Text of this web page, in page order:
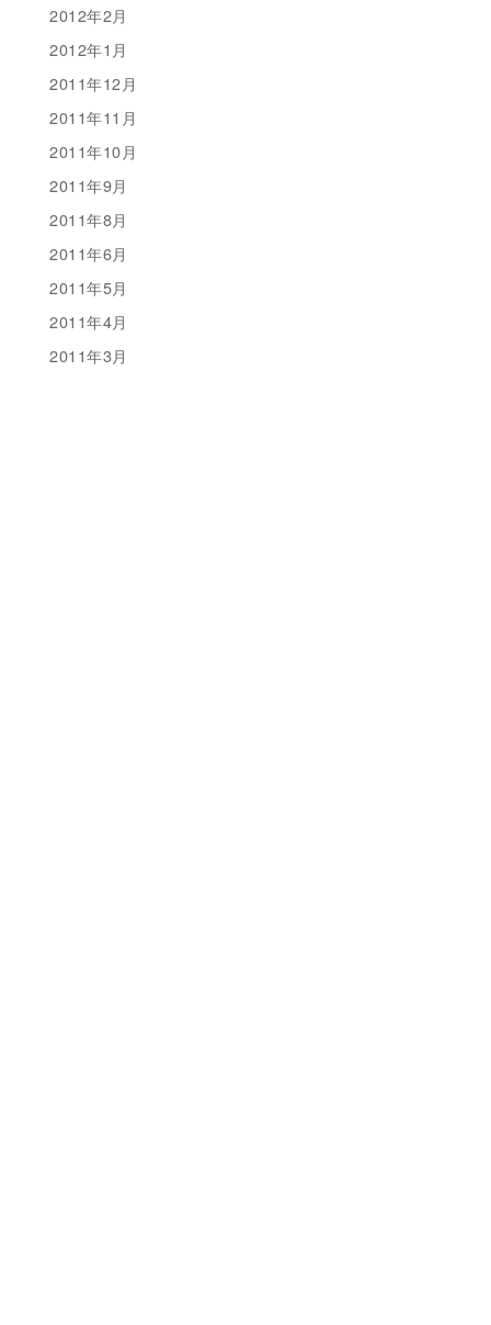
2012年2月
2012年1月
2011年12月
2011年11月
2011年10月
2011年9月
2011年8月
2011年6月
2011年5月
2011年4月
2011年3月